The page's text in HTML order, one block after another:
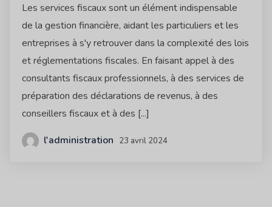
Les services fiscaux sont un élément indispensable
de la gestion financière, aidant les particuliers et les
entreprises à s'y retrouver dans la complexité des lois
et réglementations fiscales. En faisant appel à des
consultants fiscaux professionnels, à des services de
préparation des déclarations de revenus, à des
conseillers fiscaux et à des [...]
l'administration
23 avril 2024